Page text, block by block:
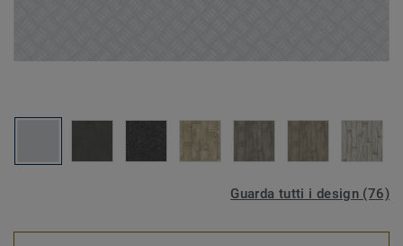
Guarda tutti i design (76)